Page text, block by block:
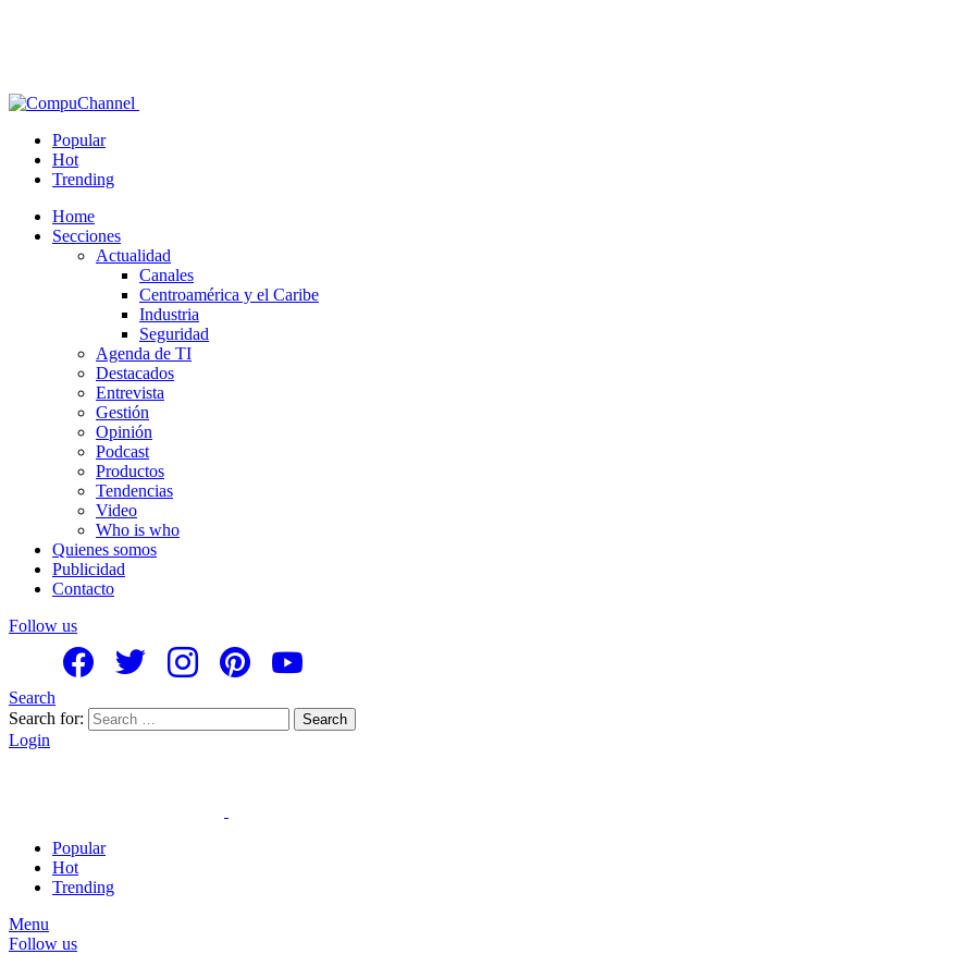
Popular
Hot
Trending
Home
Secciones
Actualidad
Canales
Centroamérica y el Caribe
Industria
Seguridad
Agenda de TI
Destacados
Entrevista
Gestión
Opinión
Podcast
Productos
Tendencias
Video
Who is who
Quienes somos
Publicidad
Contacto
Follow us
Search
Search for:
Search
Login
Popular
Hot
Trending
Menu
Follow us